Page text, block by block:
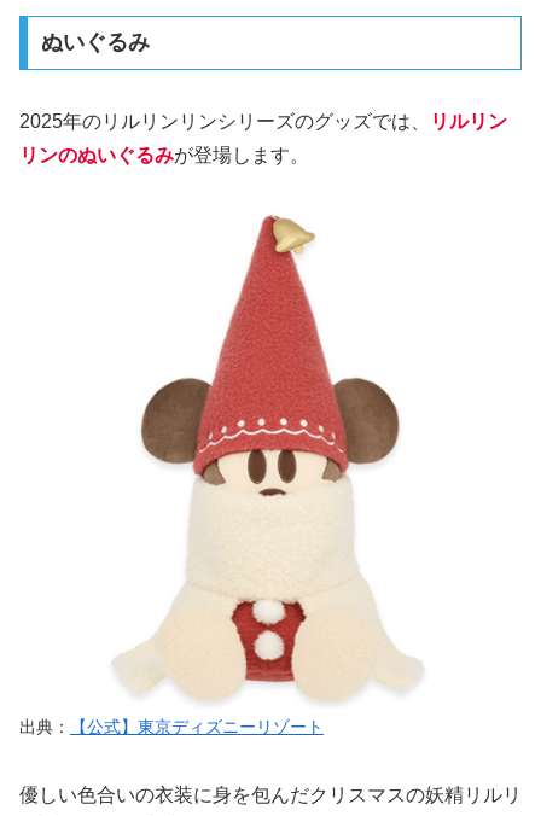
ぬいぐるみ
2025年のリルリンリンシリーズのグッズでは、
リルリン
リンのぬいぐるみが登場します。
出典： 【公式】東京ディズニーリゾート
優しい色合いの衣装に身を包んだクリスマスの妖精リルリ